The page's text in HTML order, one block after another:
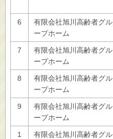
6
有限会社旭川高齢者グル
ープホーム
7
有限会社旭川高齢者グル
ープホーム
8
有限会社旭川高齢者グル
ープホーム
9
有限会社旭川高齢者グル
ープホーム
1
有限会社旭川高齢者グル